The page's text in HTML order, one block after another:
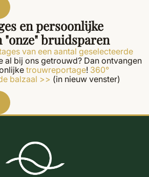
en persoonlijke
"onze" bruidsparen
van een aantal geselecteerde
al bij ons getrouwd? Dan ontvangen
trouwreportage! 360°
balzaal >> (in nieuw venster)